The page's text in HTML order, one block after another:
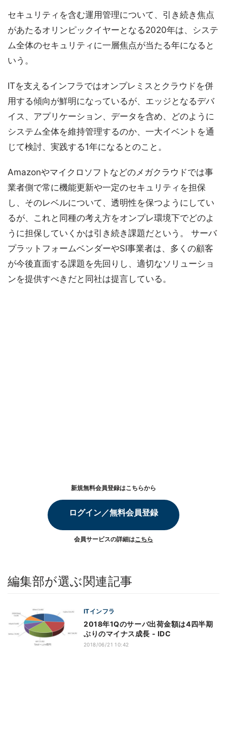
セキュリティを含む運用管理について、引き続き焦点
があたるオリンピックイヤーとなる2020年は、システ
ム全体のセキュリティに一層焦点が当たる年になると
いう。
ITを支えるインフラではオンプレミスとクラウドを併
用する傾向が鮮明になっているが、エッジとなるデバ
イス、アプリケーション、データを含め、どのように
システム全体を維持管理するのか、一大イベントを通
じて検討、実践する1年になるとのこと。
Amazonやマイクロソフトなどのメガクラウドでは事
業者側で常に機能更新や一定のセキュリティを担保
し、そのレベルについて、透明性を保つようにしてい
るが、これと同種の考え方をオンプレ環境下でどのよ
うに担保していくかは引き続き課題だという。 サーバ
プラットフォームベンダーやSI事業者は、多くの顧客
が今後直面する課題を先回りし、適切なソリューショ
ンを提供すべきだと同社は提言している。
新規無料会員登録はこちらから
ログイン／無料会員登録
会員サービスの詳細はこちら
編集部が選ぶ関連記事
ITインフラ
2018年1Qのサーバ出荷金額は4四半期
ぶりのマイナス成長 - IDC
2018/06/21 10:42